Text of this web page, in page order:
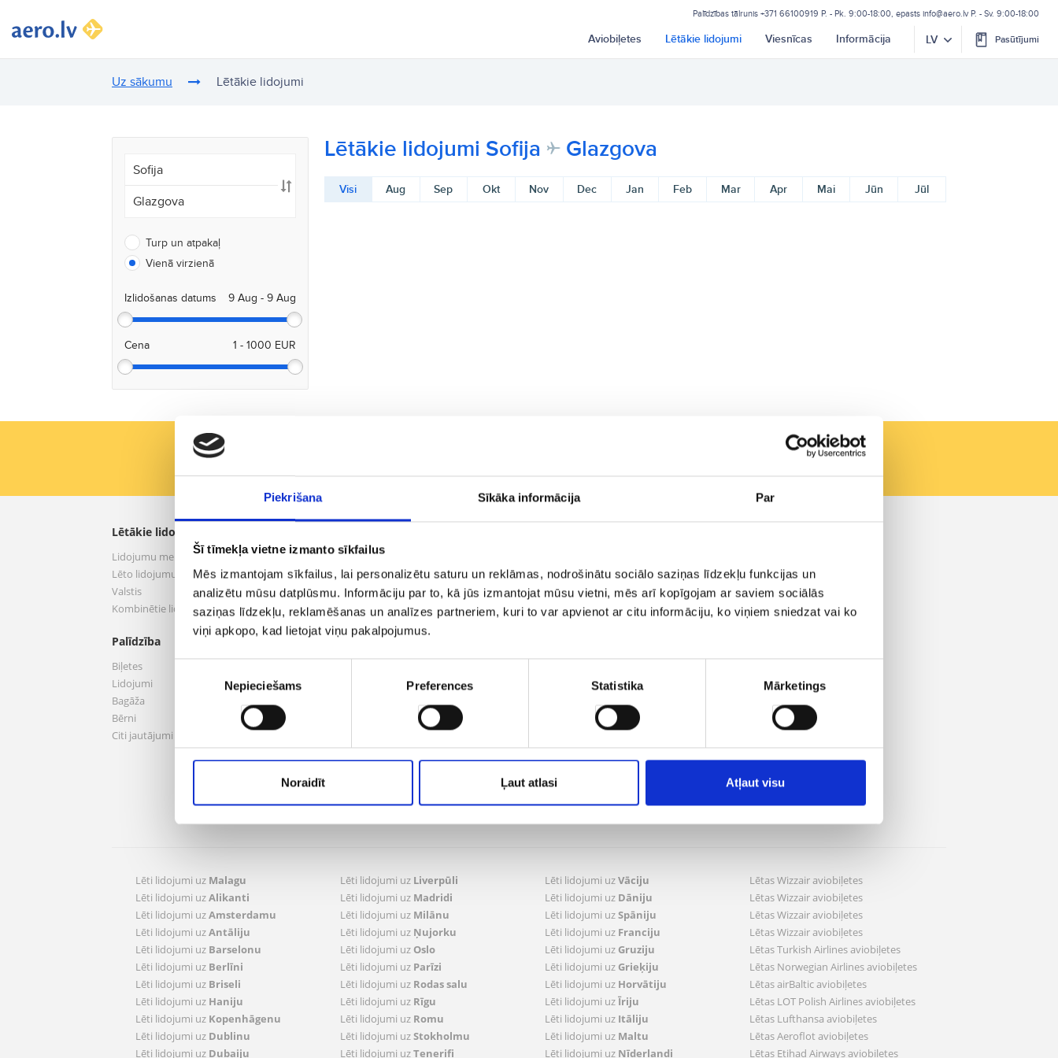
Piekrišana Sīkāka informācija Par
Šī tīmekļa vietne izmanto sīkfailus
Mēs izmantojam sīkfailus, lai personalizētu saturu un reklāmas, nodrošinātu sociālo saziņas līdzekļu funkcijas un
analizētu mūsu datplūsmu. Informāciju par to, kā jūs izmantojat mūsu vietni, mēs arī kopīgojam ar saviem sociālās
saziņas līdzekļu, reklamēšanas un analīzes partneriem, kuri to var apvienot ar citu informāciju, ko viņiem sniedzat vai ko
viņi apkopo, kad lietojat viņu pakalpojumus.
Nepieciešams Preferences Statistika Mārketings
Noraidīt Ļaut atlasi Atļaut visu
Palīdzības tālrunis +371 66100919 P. - Pk. 9:00-18:00, epasts info@aero.lv P. - Sv. 9:00-18:00
Aviobiļetes Lētākie lidojumi Viesnīcas Informācija LV Pasūtījumi
Uz sākumu Lētākie lidojumi
Turp un atpakaļ
Vienā virzienā
Izlidošanas datums
Cena
Lētākie lidojumi Sofija Glazgova
Visi Aug Sep Okt Nov Dec Jan Feb Mar Apr Mai Jūn Jūl
Pirmie saņemiet labākos lētu lidojumu aero.lv piedāvājumus!
Lētākie lidojumi
Lidojumu meklēšana
Lēto lidojumu piedāvājumi
Valstis
Kombinētie lidojumi
Palīdzība
Biļetes
Lidojumi
Bagāža
Bērni
Citi jautājumi
Par mums
Nosacījumi un noteikumi
Privātuma politika
Pakalpojumu
Informācija
Viesnīcas
Internets ārzemēs
Logotipi un kontakti presei
Kandidātu privātuma politika
Mani pasūtījumi
Pārvaldīt pasūtījumus
Reģistrācija lidojumam
Sekojiet mums
info@aero.lv
+371 66100919
Zvani tiek pieņemti:
valodās:
Lēti lidojumi uz Malagu
Lēti lidojumi uzAlikanti
Lēti lidojumi uzAmsterdamu
Lēti lidojumi uzAntāliju
Lēti lidojumi uz Barselonu
Lēti lidojumi uz Berlīni
Lēti lidojumi uz Briseli
Lēti lidojumi uz Haniju
Lēti lidojumi uz Kopenhāgenu
Lēti lidojumi uz Dublinu
Lēti lidojumi uz Dubaiju
Lēti lidojumi uz Liverpūli
Lēti lidojumi uz Madridi
Lēti lidojumi uz Milānu
Lēti lidojumi uz Ņujorku
Lēti lidojumi uz Oslo
Lēti lidojumi uz Parīzi
Lēti lidojumi uz Rodas salu
Lēti lidojumi uz Rīgu
Lēti lidojumi uz Romu
Lēti lidojumi uzStokholmu
Lēti lidojumi uzTenerifi
Lēti lidojumi uzVāciju
Lēti lidojumi uz Dāniju
Lēti lidojumi uzSpāniju
Lēti lidojumi uz Franciju
Lēti lidojumi uz Gruziju
Lēti lidojumi uz Grieķiju
Lēti lidojumi uz Horvātiju
Lēti lidojumi uzĪriju
Lēti lidojumi uz Itāliju
Lēti lidojumi uz Maltu
Lēti lidojumi uz Nīderlandi
Lētas Wizzair aviobiļetes
Lētas Wizzair aviobiļetes
Lētas Wizzair aviobiļetes
Lētas Wizzair aviobiļetes
Lētas Turkish Airlines aviobiļetes
Lētas Norwegian Airlines aviobiļetes
Lētas airBaltic aviobiļetes
Lētas LOT Polish Airlines aviobiļetes
Lētas Lufthansa aviobiļetes
Lētas Aeroflot aviobiļetes
Lētas Etihad Airways aviobiļetes